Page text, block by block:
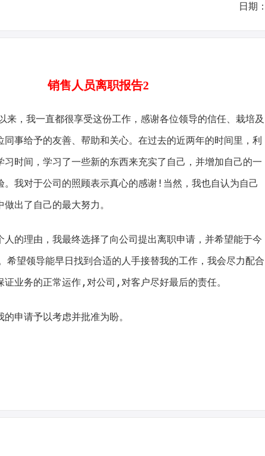
日期：
销售人员离职报告2
来，我一直都很享受这份工作，感谢各位领导的信任、栽培及
同事给予的友善、帮助和关心。在过去的近两年的时间里，利
习时间，学习了一些新的东西来充实了自己，并增加自己的一
。我对于公司的照顾表示真心的感谢!当然，我也自认为自己
出了自己的最大努力。
人的理由，我最终选择了向公司提出离职申请，并希望能于今
希望领导能早日找到合适的人手接替我的工作，我会尽力配合
证业务的正常运作,对公司,对客户尽好最后的责任。
申请予以考虑并批准为盼。